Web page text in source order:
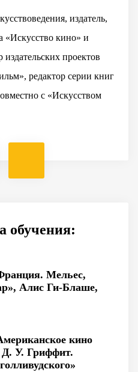
издатель,
«Искусство кино» и
проектов
редактор серии книг
с «Искусством
обучения:
Мельес,
Алис Ги-Блаше,
кино
Д. У. Гриффит.